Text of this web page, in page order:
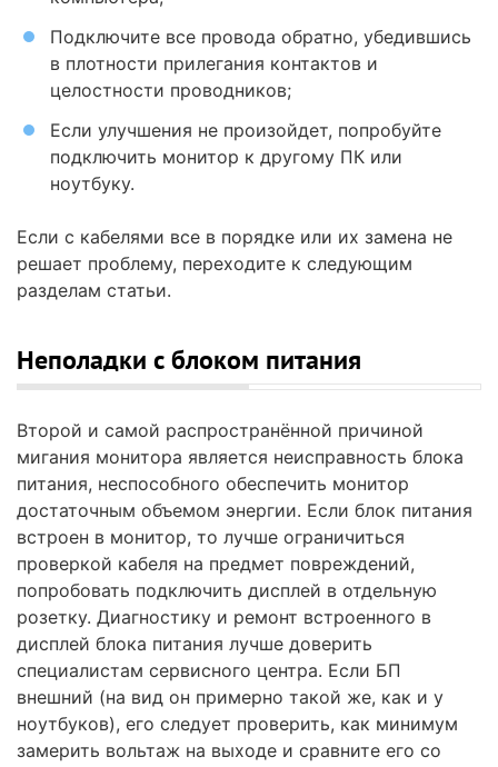
Подключите все провода обратно, убедившись
в плотности прилегания контактов и
целостности проводников;
Если улучшения не произойдет, попробуйте
подключить монитор к другому ПК или
ноутбуку.
Если с кабелями все в порядке или их замена не
решает проблему, переходите к следующим
разделам статьи.
Неполадки с блоком питания
Второй и самой распространённой причиной
мигания монитора является неисправность блока
питания, неспособного обеспечить монитор
достаточным объемом энергии. Если блок питания
встроен в монитор, то лучше ограничиться
проверкой кабеля на предмет повреждений,
попробовать подключить дисплей в отдельную
розетку. Диагностику и ремонт встроенного в
дисплей блока питания лучше доверить
специалистам сервисного центра. Если БП
внешний (на вид он примерно такой же, как и у
ноутбуков), его следует проверить, как минимум
замерить вольтаж на выходе и сравните его со